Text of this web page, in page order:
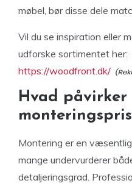
møbel, bør disse dele
Vil du se inspiration eller
udforske sortimentet her:
https://woodfront.dk/
Hvad påvirker
Montering er en
mange undervurderer
detaljeringsgrad.